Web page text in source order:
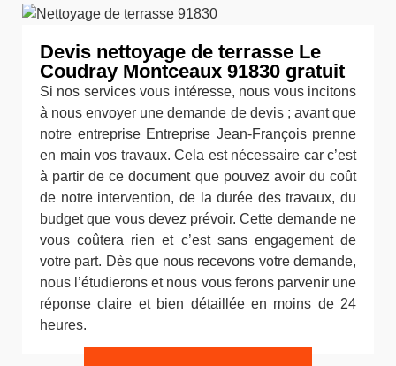
Devis nettoyage de terrasse Le
Coudray Montceaux 91830 gratuit
Si nos services vous intéresse, nous vous incitons
à nous envoyer une demande de devis ; avant que
notre entreprise Entreprise Jean-François prenne
en main vos travaux. Cela est nécessaire car c’est
à partir de ce document que pouvez avoir du coût
de notre intervention, de la durée des travaux, du
budget que vous devez prévoir. Cette demande ne
vous coûtera rien et c’est sans engagement de
votre part. Dès que nous recevons votre demande,
nous l’étudierons et nous vous ferons parvenir une
réponse claire et bien détaillée en moins de 24
heures.